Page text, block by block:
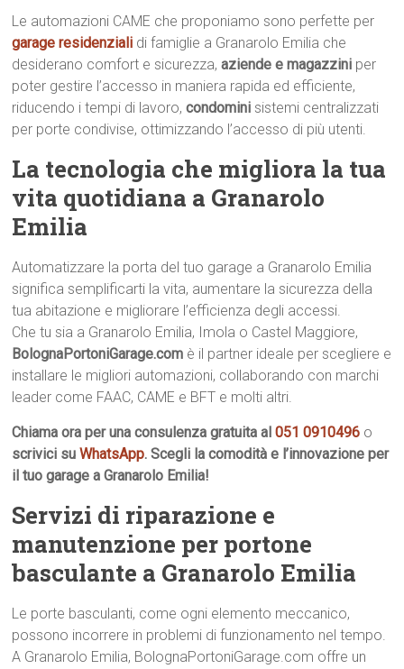
Le automazioni CAME che proponiamo sono perfette per
garage residenziali di famiglie a Granarolo Emilia che
desiderano comfort e sicurezza,aziende e magazzini per
poter gestire l’accesso in maniera rapida ed efficiente,
riducendo i tempi di lavoro,condomini sistemi centralizzati
per porte condivise, ottimizzando l’accesso di più utenti.
La tecnologia che migliora la tua
vita quotidiana a Granarolo
Emilia
Automatizzare la porta del tuo garage a Granarolo Emilia
significa semplificarti la vita, aumentare la sicurezza della
tua abitazione e migliorare l’efficienza degli accessi.
Che tu sia a Granarolo Emilia, Imola o Castel Maggiore,
BolognaPortoniGarage.com è il partner ideale per scegliere e
installare le migliori automazioni, collaborando con marchi
leader come FAAC, CAME e BFT e molti altri.
Chiama ora per una consulenza gratuita al051 0910496 o
scrivici suWhatsApp. Scegli la comodità e l’innovazione per
il tuo garage a Granarolo Emilia!
Servizi di riparazione e
manutenzione per portone
basculante a Granarolo Emilia
Le porte basculanti, come ogni elemento meccanico,
possono incorrere in problemi di funzionamento nel tempo.
A Granarolo Emilia, BolognaPortoniGarage.com offre un